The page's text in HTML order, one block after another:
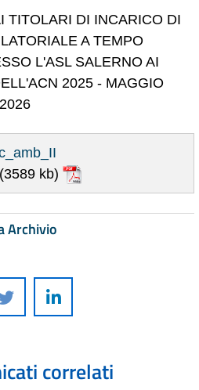
TITOLARI DI INCARICO DI
A TEMPO
L'ASL SALERNO AI
2025 - MAGGIO
(3589 kb)
Archivio
correlati